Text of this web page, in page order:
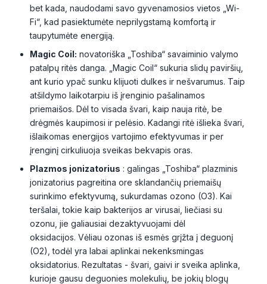
bet kada, naudodami savo gyvenamosios vietos „Wi-
Fi“, kad pasiektumėte neprilygstamą komfortą ir
taupytumėte energiją.
Magic Coil: novatoriška „Toshiba“ savaiminio valymo
patalpų ritės danga. „Magic Coil“ sukuria slidų paviršių,
ant kurio ypač sunku klijuoti dulkes ir nešvarumus. Taip
atšildymo laikotarpiu iš įrenginio pašalinamos
priemaišos. Dėl to visada švari, kaip nauja ritė, be
drėgmės kaupimosi ir pelėsio. Kadangi ritė išlieka švari,
išlaikomas energijos vartojimo efektyvumas ir per
įrenginį cirkuliuoja sveikas bekvapis oras.
Plazmos jonizatorius : galingas „Toshiba“ plazminis
jonizatorius pagreitina ore sklandančių priemaišų
surinkimo efektyvumą, sukurdamas ozono (O3). Kai
teršalai, tokie kaip bakterijos ar virusai, liečiasi su
ozonu, jie galiausiai dezaktyvuojami dėl
oksidacijos. Vėliau ozonas iš esmės grįžta į deguonį
(O2), todėl yra labai aplinkai nekenksmingas
oksidatorius. Rezultatas - švari, gaivi ir sveika aplinka,
kurioje gausu deguonies molekulių, be jokių blogų